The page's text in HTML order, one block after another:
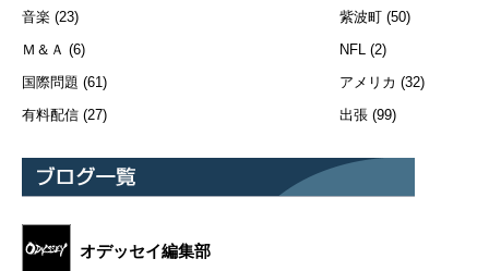
音楽 (23)
Ｍ＆Ａ (6)
国際問題 (61)
有料配信 (27)
紫波町 (50)
NFL (2)
アメリカ (32)
出張 (99)
オデッセイ編集部